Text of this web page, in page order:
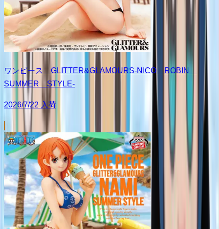
ワンピース GLITTER&GLAMOURS-NICO ROBIN
SUMMER STYLE-
2026/7/22 入荷